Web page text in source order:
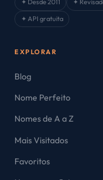
✦ Desde 2011 ✦
✦ API gratuita
EXPLORAR
Blog
Nome Perfeito
Nomes de A a Z
Mais Visitados
Favoritos